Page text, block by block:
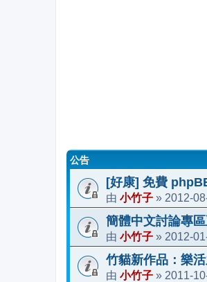
公告
[好康] 免費
由 小竹子 » 2012-
簡體中文討論專
由 小竹子 » 2012-
竹貓新作品：樂
由 小竹子 » 2011-